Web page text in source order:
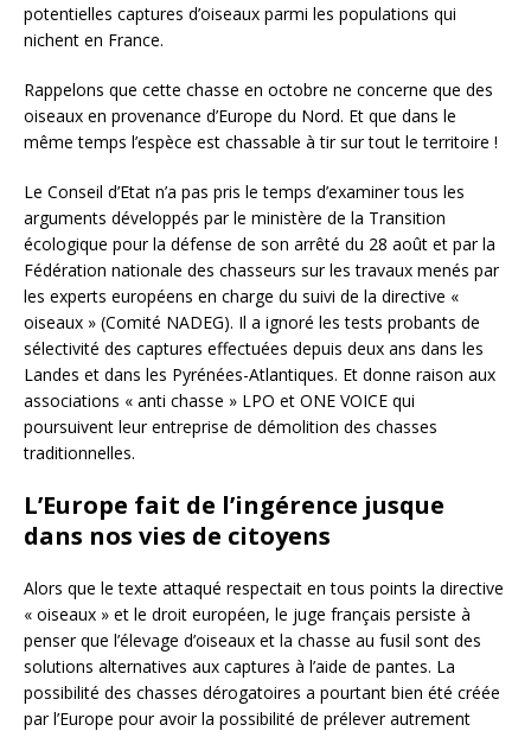
potentielles captures d’oiseaux parmi les populations qui
nichent en France.
Rappelons que cette chasse en octobre ne concerne que des
oiseaux en provenance d’Europe du Nord. Et que dans le
même temps l’espèce est chassable à tir sur tout le territoire !
Le Conseil d’Etat n’a pas pris le temps d’examiner tous les
arguments développés par le ministère de la Transition
écologique pour la défense de son arrêté du 28 août et par la
Fédération nationale des chasseurs sur les travaux menés par
les experts européens en charge du suivi de la directive «
oiseaux » (Comité NADEG). Il a ignoré les tests probants de
sélectivité des captures effectuées depuis deux ans dans les
Landes et dans les Pyrénées-Atlantiques. Et donne raison aux
associations « anti chasse » LPO et ONE VOICE qui
poursuivent leur entreprise de démolition des chasses
traditionnelles.
L’Europe fait de l’ingérence jusque
dans nos vies de citoyens
Alors que le texte attaqué respectait en tous points la directive
« oiseaux » et le droit européen, le juge français persiste à
penser que l’élevage d’oiseaux et la chasse au fusil sont des
solutions alternatives aux captures à l’aide de pantes. La
possibilité des chasses dérogatoires a pourtant bien été créée
par l’Europe pour avoir la possibilité de prélever autrement